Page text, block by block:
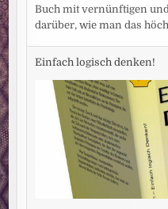
Buch mit vernünftigen
darüber, wie man das
Einfach logisch denken!